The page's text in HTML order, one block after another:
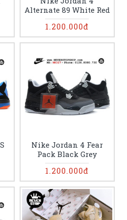
Alternate 89 White Red
1.200.000đ
Nike Jordan 4 Fear
Pack Black Grey
1.200.000đ